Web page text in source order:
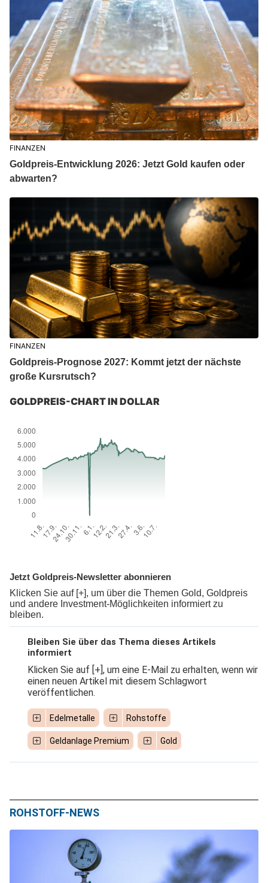
FINANZEN
Goldpreis-Entwicklung 2026: Jetzt Gold kaufen oder
abwarten?
FINANZEN
Goldpreis-Prognose 2027: Kommt jetzt der nächste
große Kursrutsch?
GOLDPREIS-CHART IN DOLLAR
Jetzt Goldpreis-Newsletter abonnieren
Klicken Sie auf [+], um über die Themen Gold, Goldpreis
und andere Investment-Möglichkeiten informiert zu
bleiben.
Bleiben Sie über das Thema dieses Artikels
informiert
Klicken Sie auf [+], um eine E-Mail zu erhalten, wenn wir
einen neuen Artikel mit diesem Schlagwort
veröffentlichen.
Edelmetalle Rohstoffe
Geldanlage Premium Gold
ROHSTOFF-NEWS